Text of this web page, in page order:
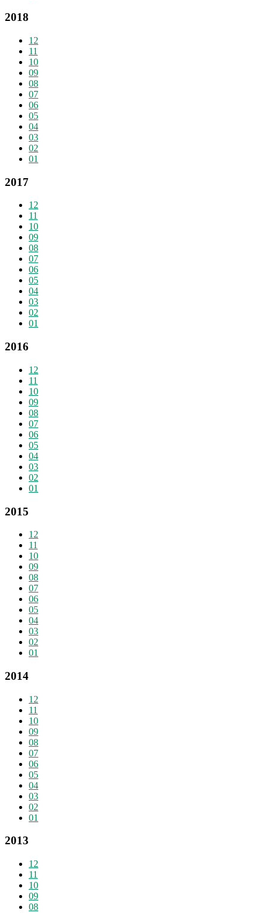
2018
12
11
10
09
08
07
06
05
04
03
02
01
2017
12
11
10
09
08
07
06
05
04
03
02
01
2016
12
11
10
09
08
07
06
05
04
03
02
01
2015
12
11
10
09
08
07
06
05
04
03
02
01
2014
12
11
10
09
08
07
06
05
04
03
02
01
2013
12
11
10
09
08